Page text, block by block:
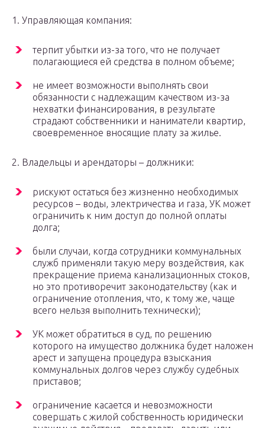
1. Управляющая компания:
терпит убытки из-за того, что не получает
полагающиеся ей средства в полном объеме;
не имеет возможности выполнять свои
обязанности с надлежащим качеством из-за
нехватки финансирования, в результате
страдают собственники и наниматели квартир,
своевременное вносящие плату за жилье.
2. Владельцы и арендаторы – должники:
рискуют остаться без жизненно необходимых
ресурсов – воды, электричества и газа, УК может
ограничить к ним доступ до полной оплаты
долга;
были случаи, когда сотрудники коммунальных
служб применяли такую меру воздействия, как
прекращение приема канализационных стоков,
но это противоречит законодательству (как и
ограничение отопления, что, к тому же, чаще
всего нельзя выполнить технически);
УК может обратиться в суд, по решению
которого на имущество должника будет наложен
арест и запущена процедура взыскания
коммунальных долгов через службу судебных
приставов;
ограничение касается и невозможности
совершать с жилой собственность юридически